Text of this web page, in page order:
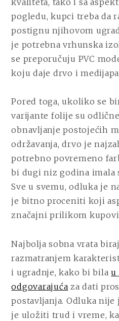
pogledu, kupci treba da
postignu njihovom
je potrebna vrhunska
se preporučuju PVC
koju daje drvo i
Pored toga, ukoliko se
varijante folije su
obnavljanje postojećih
održavanja, drvo je
potrebno povremeno
bi dugi niz godina imala
Sve u svemu, odluka je
je bitno proceniti koji
značajni prilikom
Najbolja sobna vrata
razmatranjem
i ugradnje, kako bi bilau
odgovarajuća za dati
postavljanja. Odluka
je uložiti trud i vreme,